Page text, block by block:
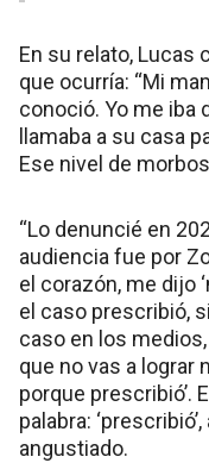
En su relato, Lucas
que ocurría: “Mi
conoció. Yo me iba
llamaba a su casa
Ese nivel de
“Lo denuncié en
audiencia fue por
el corazón, me dijo
el caso prescribió,
caso en los
que no vas a lograr
porque prescribió’.
palabra:
angustiado.